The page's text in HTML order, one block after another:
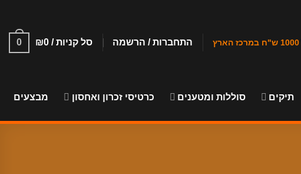
התחברות / הרשמה סל קניות / ₪0
0
תיקים סוללות ומטענים כרטיסי זכרון ואחסון מבצעים